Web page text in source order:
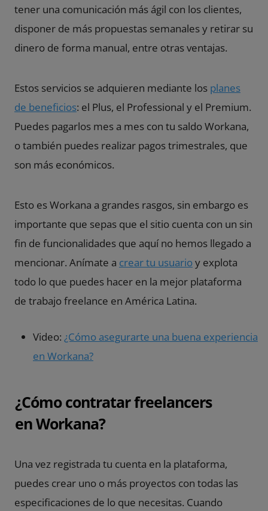
tener una comunicación más ágil con los clientes,
disponer de más propuestas semanales y retirar su
dinero de forma manual, entre otras ventajas.
Estos servicios se adquieren mediante los planes
de beneficios: el Plus, el Professional y el Premium.
Puedes pagarlos mes a mes con tu saldo Workana,
o también puedes realizar pagos trimestrales, que
son más económicos.
Esto es Workana a grandes rasgos, sin embargo es
importante que sepas que el sitio cuenta con un sin
fin de funcionalidades que aquí no hemos llegado a
mencionar. Anímate a crear tu usuarioy explota
todo lo que puedes hacer en la mejor plataforma
de trabajo freelance en América Latina.
Video: ¿Cómo asegurarte una buena experiencia
en Workana?
¿Cómo contratar freelancers
en Workana?
Una vez registrada tu cuenta en la plataforma,
puedes crear uno o más proyectos con todas las
especificaciones de lo que necesitas. Cuando